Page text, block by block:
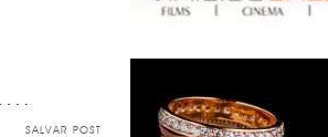
SALVAR POST